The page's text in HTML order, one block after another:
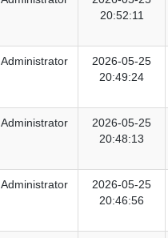
20:52:11
Administrator
2026-05-25
20:49:24
Administrator
2026-05-25
20:48:13
Administrator
2026-05-25
20:46:56